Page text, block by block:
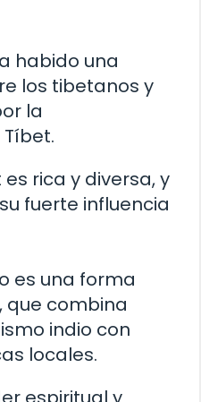
habido una
los tibetanos y
la
rica y diversa, y
fuerte influencia
es una forma
que combina
indio con
locales.